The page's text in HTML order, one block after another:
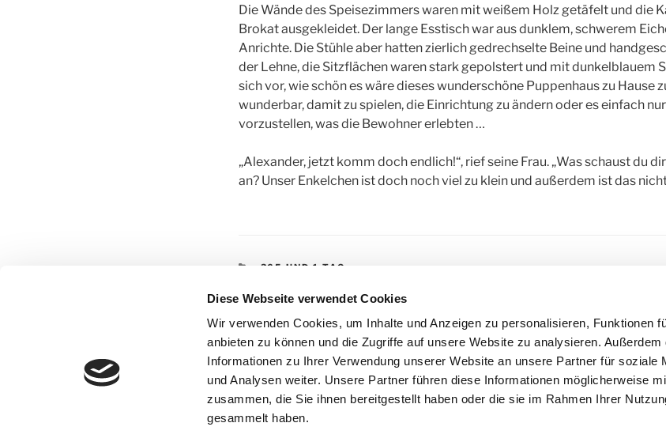
Diese Webseite verwendet Cookies
Wir verwenden Cookies, um Inhalte und Anzeigen zu personalisieren, Funktionen
anbieten zu können und die Zugriffe auf unsere Website zu analysieren. Außerdem
Informationen zu Ihrer Verwendung unserer Website an unsere Partner für soziale
und Analysen weiter. Unsere Partner führen diese Informationen möglicherweise
zusammen, die Sie ihnen bereitgestellt haben oder die sie im Rahmen Ihrer
gesammelt haben.
Die Wände des Speisezimmers waren mit weißem Holz getäfelt und die
Brokat ausgekleidet. Der lange Esstisch war aus dunklem, schwerem
Anrichte. Die Stühle aber hatten zierlich gedrechselte Beine und
der Lehne, die Sitzflächen waren stark gepolstert und mit dunkelblauem
sich vor, wie schön es wäre dieses wunderschöne Puppenhaus zu Hause
wunderbar, damit zu spielen, die Einrichtung zu ändern oder es einfach
vorzustellen, was die Bewohner erlebten …
„Alexander, jetzt komm doch endlich!“, rief seine Frau. „Was schaust du
an? Unser Enkelchen ist doch noch viel zu klein und außerdem ist das
KATEGORIEN
365 UND 1 TAG
SCHILLING,SHORTSTORY
Beitragsnavigation
Vorheriger
Beitrag
3. Januar – Tiger macht Urlaub